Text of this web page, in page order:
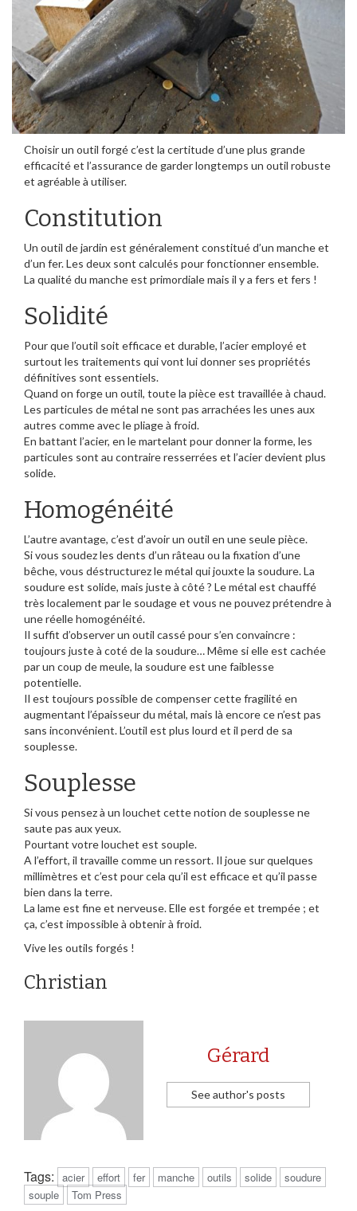
Choisir un outil forgé c’est la certitude d’une plus grande
efficacité et l’assurance de garder longtemps un outil robuste
et agréable à utiliser.
Constitution
Un outil de jardin est généralement constitué d’un manche et
d’un fer. Les deux sont calculés pour fonctionner ensemble.
La qualité du manche est primordiale mais il y a fers et fers !
Solidité
Pour que l’outil soit efficace et durable, l’acier employé et
surtout les traitements qui vont lui donner ses propriétés
définitives sont essentiels.
Quand on forge un outil, toute la pièce est travaillée à chaud.
Les particules de métal ne sont pas arrachées les unes aux
autres comme avec le pliage à froid.
En battant l’acier, en le martelant pour donner la forme, les
particules sont au contraire resserrées et l’acier devient plus
solide.
Homogénéité
L’autre avantage, c’est d’avoir un outil en une seule pièce.
Si vous soudez les dents d’un râteau ou la fixation d’une
bêche, vous déstructurez le métal qui jouxte la soudure. La
soudure est solide, mais juste à côté ? Le métal est chauffé
très localement par le soudage et vous ne pouvez prétendre à
une réelle homogénéité.
Il suffit d’observer un outil cassé pour s’en convaincre :
toujours juste à coté de la soudure… Même si elle est cachée
par un coup de meule, la soudure est une faiblesse
potentielle.
Il est toujours possible de compenser cette fragilité en
augmentant l’épaisseur du métal, mais là encore ce n’est pas
sans inconvénient. L’outil est plus lourd et il perd de sa
souplesse.
Souplesse
Si vous pensez à un louchet cette notion de souplesse ne
saute pas aux yeux.
Pourtant votre louchet est souple.
A l’effort, il travaille comme un ressort. Il joue sur quelques
millimètres et c’est pour cela qu’il est efficace et qu’il passe
bien dans la terre.
La lame est fine et nerveuse. Elle est forgée et trempée ; et
ça, c’est impossible à obtenir à froid.
Vive les outils forgés !
Christian
Gérard
See author's posts
Tags: acier effort fer manche outils solide
soudure
souple
Tom Press